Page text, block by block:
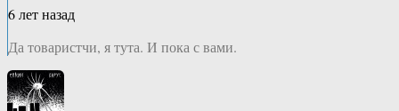
6 лет назад
Да товаристчи, я тута. И пока с вами.